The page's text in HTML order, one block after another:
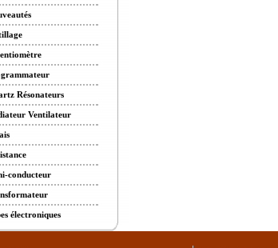
Résonateurs
Ventilateur
conducteur
électroniques